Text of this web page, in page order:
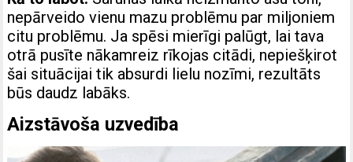
nepārveido vienu mazu problēmu par miljoniem
citu problēmu. Ja spēsi mierīgi palūgt, lai tava
otrā pusīte nākamreiz rīkojas citādi, nepiešķirot
šai situācijai tik absurdi lielu nozīmi, rezultāts
būs daudz labāks.
Aizstāvoša uzvedība